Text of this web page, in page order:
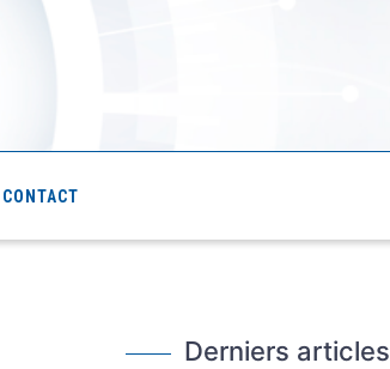
CONTACT
Derniers articles